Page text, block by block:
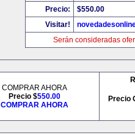
Precio:
$550.00
Visitar!
Serán consideradas
COMPRAR AHORA
Precio $550.00
COMPRAR AHORA
Precio